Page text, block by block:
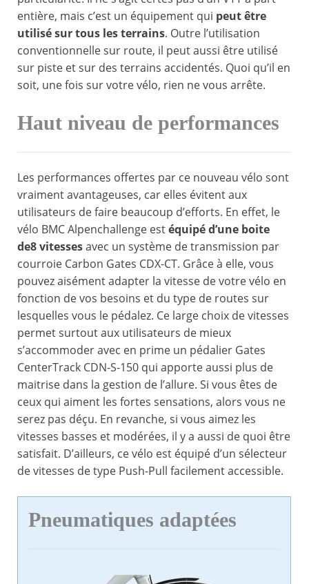
entière, mais c’est un équipement qui peut être
utilisé sur tous les terrains. Outre l’utilisation
conventionnelle sur route, il peut aussi être utilisé
sur piste et sur des terrains accidentés. Quoi qu’il en
soit, une fois sur votre vélo, rien ne vous arrête.
Haut niveau de performances
Les performances offertes par ce nouveau vélo sont
vraiment avantageuses, car elles évitent aux
utilisateurs de faire beaucoup d’efforts. En effet, le
vélo BMC Alpenchallenge estéquipé d’une boite
de8 vitessesavec un système de transmission par
courroie Carbon Gates CDX-CT. Grâce à elle, vous
pouvez aisément adapter la vitesse de votre vélo en
fonction de vos besoins et du type de routes sur
lesquelles vous le pédalez. Ce large choix de vitesses
permet surtout aux utilisateurs de mieux
s’accommoder avec en prime un pédalier Gates
CenterTrack CDN-S-150 qui apporte aussi plus de
maitrise dans la gestion de l’allure. Si vous êtes de
ceux qui aiment les fortes sensations, alors vous ne
serez pas déçu. En revanche, si vous aimez les
vitesses basses et modérées, il y a aussi de quoi être
satisfait. D’ailleurs, ce vélo est équipé d’un sélecteur
de vitesses de type Push-Pull facilement accessible.
Pneumatiques adaptées